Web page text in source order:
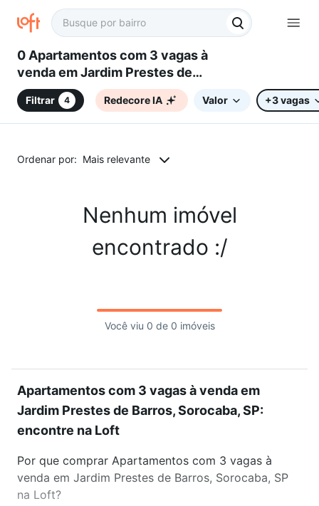
0 Apartamentos com 3 vagas à
venda em Jardim Prestes de
Barros, Sorocaba, SP
Filtrar 4 Redecore IA Valor +3 vagas
Ordenar por: Mais relevante
Nenhum imóvel
encontrado :/
Você viu 0 de 0 imóveis
Apartamentos com 3 vagas à venda em
Jardim Prestes de Barros, Sorocaba, SP:
encontre na Loft
Por que comprar Apartamentos com 3 vagas à
venda em Jardim Prestes de Barros, Sorocaba, SP
na Loft?